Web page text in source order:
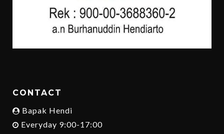
CONTACT
Bapak Hendi
Everyday 9:00-17:00